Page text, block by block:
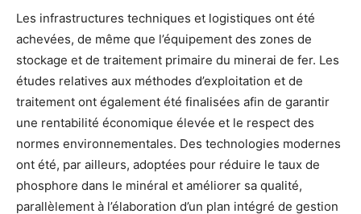
Les infrastructures techniques et logistiques ont été
achevées, de même que l’équipement des zones de
stockage et de traitement primaire du minerai de fer. Les
études relatives aux méthodes d’exploitation et de
traitement ont également été finalisées afin de garantir
une rentabilité économique élevée et le respect des
normes environnementales. Des technologies modernes
ont été, par ailleurs, adoptées pour réduire le taux de
phosphore dans le minéral et améliorer sa qualité,
parallèlement à l’élaboration d’un plan intégré de gestion